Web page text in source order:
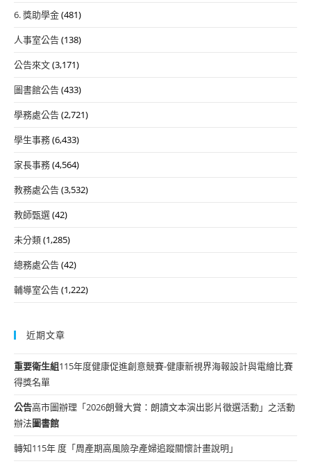
6. 獎助學金(481)
人事室公告(138)
公告來文(3,171)
圖書館公告(433)
學務處公告(2,721)
學生事務(6,433)
家長事務(4,564)
教務處公告(3,532)
教師甄選(42)
未分類(1,285)
總務處公告(42)
輔導室公告(1,222)
近期文章
重要衛生組115年度健康促進創意競賽-健康新視界海報設計與電繪比賽
得獎名單
公告高市圖辦理「2026朗聲大賞：朗讀文本演出影片徵選活動」之活動
辦法圖書館
轉知115年 度「周產期高風險孕產婦追蹤關懷計畫說明」